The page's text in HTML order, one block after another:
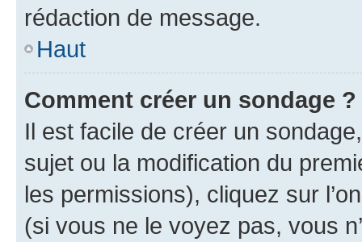
rédaction de message.
Haut
Comment créer un sondage ?
Il est facile de créer un
sujet ou la modification du
les permissions), cliquez sur
(si vous ne le voyez pas, vous